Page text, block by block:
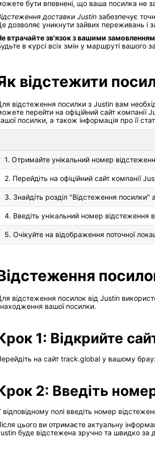
бути впевнені, що ваша посилка не
доставки Justin забезпечує
дозволяє уникнути зайвих переживань і
втрачайте зв'язок з вашими
в курсі всіх змін у маршруті
відстежити
відстеження посилки з Justin вам
перейти на офіційний сайт компанії
посилки, а також інформація про її
1. Отримайте унікальний номер
2. Перейдіть на офіційний сайт компанії
3. Знайдіть розділ "Відстеження посилки"
4. Введіть унікальний номер відстеження
5. Очікуйте на відображення поточної
відстеження посилок від Justin
вашої посилки.
1: Відкрийте
на сайт track.global у вашому
2: Введіть
відповідному полі введіть номер
цього ви отримаєте актуальну
буде відстежена зручно та швидко за